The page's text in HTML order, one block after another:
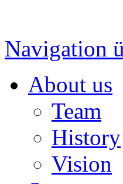
Navigation
About us
Team
History
Vision